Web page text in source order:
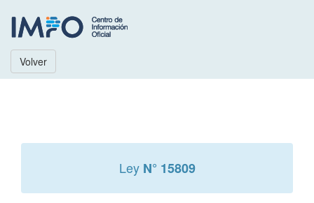
Volver
Ley N° 15809